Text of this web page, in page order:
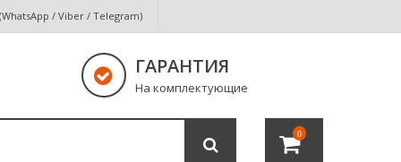
/ Viber / Telegram)
ГАРАНТИЯ
На комплектующие
0